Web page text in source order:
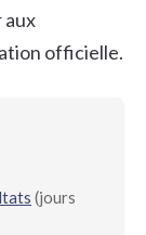
aux
officielle.
(jours